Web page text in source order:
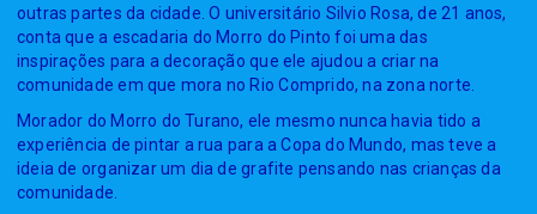
outras partes da cidade. O universitário Silvio Rosa, de 21 anos,
conta que a escadaria do Morro do Pinto foi uma das
inspirações para a decoração que ele ajudou a criar na
comunidade em que mora no Rio Comprido, na zona norte.
Morador do Morro do Turano, ele mesmo nunca havia tido a
experiência de pintar a rua para a Copa do Mundo, mas teve a
ideia de organizar um dia de grafite pensando nas crianças da
comunidade.